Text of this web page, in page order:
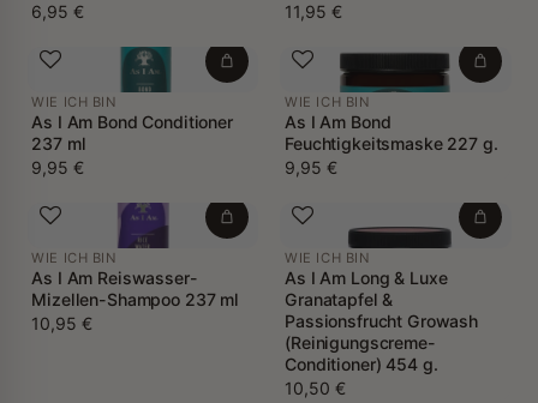
6,95 €
11,95 €
WIE ICH BIN
As I Am Bond Conditioner
237 ml
9,95 €
WIE ICH BIN
As I Am Bond
Feuchtigkeitsmaske 227 g.
9,95 €
WIE ICH BIN
As I Am Reiswasser-
Mizellen-Shampoo 237 ml
10,95 €
WIE ICH BIN
As I Am Long & Luxe
Granatapfel &
Passionsfrucht Growash
(Reinigungscreme-
Conditioner) 454 g.
10,50 €